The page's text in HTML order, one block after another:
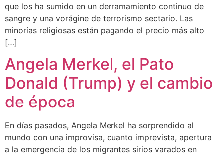
que los ha sumido en un derramamiento continuo de
sangre y una vorágine de terrorismo sectario. Las
minorías religiosas están pagando el precio más alto
[…]
Angela Merkel, el Pato
Donald (Trump) y el cambio
de época
En días pasados, Angela Merkel ha sorprendido al
mundo con una improvisa, cuanto imprevista, apertura
a la emergencia de los migrantes sirios varados en